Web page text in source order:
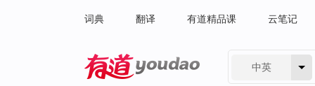
词典 翻译 有道精品课 云笔记
中英